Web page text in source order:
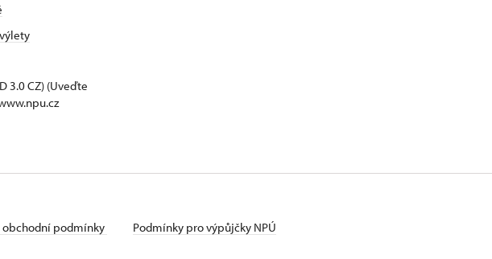
3.0 CZ) (Uveďte
obchodní podmínky
Podmínky pro výpůjčky NPÚ